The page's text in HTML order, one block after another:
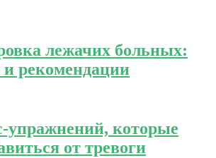
лежачих больных:
и рекомендации
упражнений, которые
от тревоги